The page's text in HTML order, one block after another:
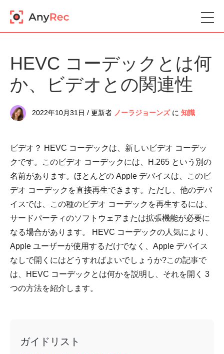
HEVC コーデックとは何
か、ビデオとの関連性
2022年10月31日 / 更新者 ノーラジョーンズに 知識
ビデオ？ HEVC コーデックは、新しいビデオ コーデッ
クです。このビデオ コーデックには、H.265 という別の
名前があります。ほとんどの Apple デバイスは、このビ
デオ コーデックを直接再生できます。ただし、他のデバ
イスでは、この種のビデオ コーデックを再生するには、
サードパーティのソフトウェアまたは拡張機能が必要に
なる場合があります。 HEVC コーデックの人気により、
Apple ユーザーが使用するだけでなく、Apple デバイス
なしで開くにはどうすればよいでしょうか?この記事で
は、HEVC コーデックとは何かを説明し、それを開く 3
つの方法を紹介します。
ガイドリスト